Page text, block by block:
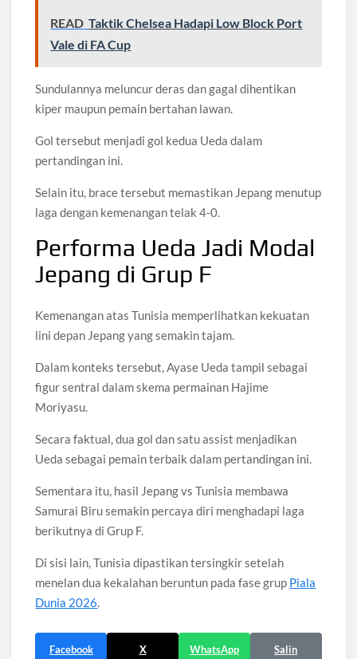
READ Taktik Chelsea Hadapi Low Block Port
Vale di FA Cup
Sundulannya meluncur deras dan gagal dihentikan
kiper maupun pemain bertahan lawan.
Gol tersebut menjadi gol kedua Ueda dalam
pertandingan ini.
Selain itu, brace tersebut memastikan Jepang menutup
laga dengan kemenangan telak 4-0.
Performa Ueda Jadi Modal
Jepang di Grup F
Kemenangan atas Tunisia memperlihatkan kekuatan
lini depan Jepang yang semakin tajam.
Dalam konteks tersebut, Ayase Ueda tampil sebagai
figur sentral dalam skema permainan Hajime
Moriyasu.
Secara faktual, dua gol dan satu assist menjadikan
Ueda sebagai pemain terbaik dalam pertandingan ini.
Sementara itu, hasil Jepang vs Tunisia membawa
Samurai Biru semakin percaya diri menghadapi laga
berikutnya di Grup F.
Di sisi lain, Tunisia dipastikan tersingkir setelah
menelan dua kekalahan beruntun pada fase grup Piala
Dunia 2026.
Facebook X WhatsApp
Salin